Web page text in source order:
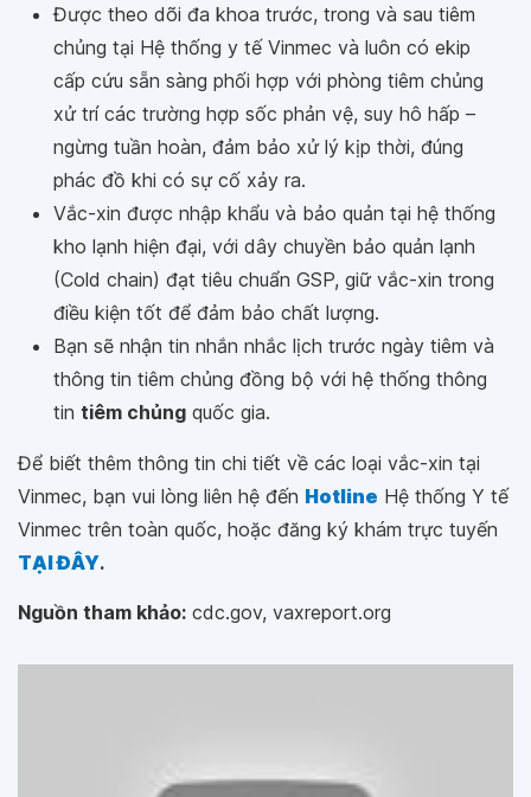
Được theo dõi đa khoa trước, trong và sau tiêm
chủng tại Hệ thống y tế Vinmec và luôn có ekip
cấp cứu sẵn sàng phối hợp với phòng tiêm chủng
xử trí các trường hợp sốc phản vệ, suy hô hấp –
ngừng tuần hoàn, đảm bảo xử lý kịp thời, đúng
phác đồ khi có sự cố xảy ra.
Vắc-xin được nhập khẩu và bảo quản tại hệ thống
kho lạnh hiện đại, với dây chuyền bảo quản lạnh
(Cold chain) đạt tiêu chuẩn GSP, giữ vắc-xin trong
điều kiện tốt để đảm bảo chất lượng.
Bạn sẽ nhận tin nhắn nhắc lịch trước ngày tiêm và
thông tin tiêm chủng đồng bộ với hệ thống thông
tin tiêm chủng quốc gia.
Để biết thêm thông tin chi tiết về các loại vắc-xin tại
Vinmec, bạn vui lòng liên hệ đến Hotline Hệ thống Y tế
Vinmec trên toàn quốc, hoặc đăng ký khám trực tuyến
TẠI ĐÂY.
Nguồn tham khảo: cdc.gov, vaxreport.org